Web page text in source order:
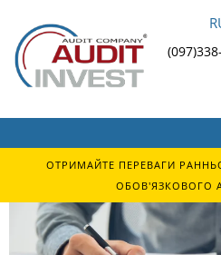
ОТРИМАЙТЕ ПЕРЕВАГИ
ОБОВ'ЯЗКОВОГО